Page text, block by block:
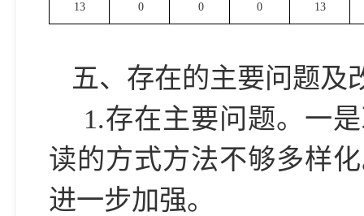
13 0 0 0 13
五、存在的主要问题及
1.存在主要问题。一
读的方式方法不够多样
进一步加强。